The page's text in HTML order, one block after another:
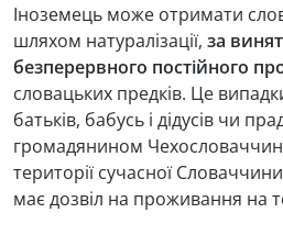
Іноземець може отримати
шляхом натуралізації, за
безперервного постійного
словацьких предків. Це
батьків, бабусь і дідусів чи
громадянином
території сучасної
має дозвіл на проживання на